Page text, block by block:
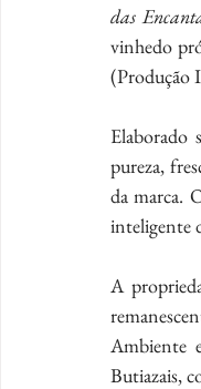
das
vinhedo
(Produção
Elaborado
pureza,
da marca.
inteligente
A
Ambiente
Butiazais,